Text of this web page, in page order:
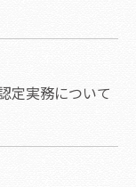
定実務について